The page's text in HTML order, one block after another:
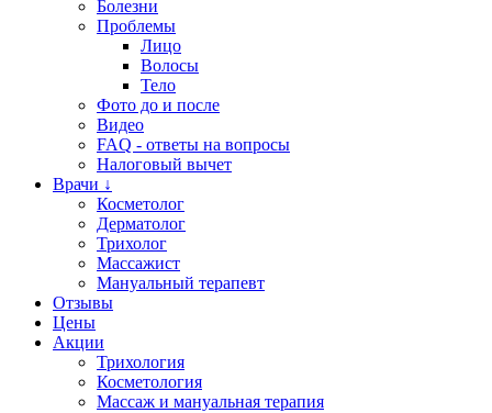
Болезни
Проблемы
Лицо
Волосы
Тело
Фото до и после
Видео
FAQ - ответы на вопросы
Налоговый вычет
Врачи ↓
Косметолог
Дерматолог
Трихолог
Массажист
Мануальный терапевт
Отзывы
Цены
Акции
Трихология
Косметология
Массаж и мануальная терапия